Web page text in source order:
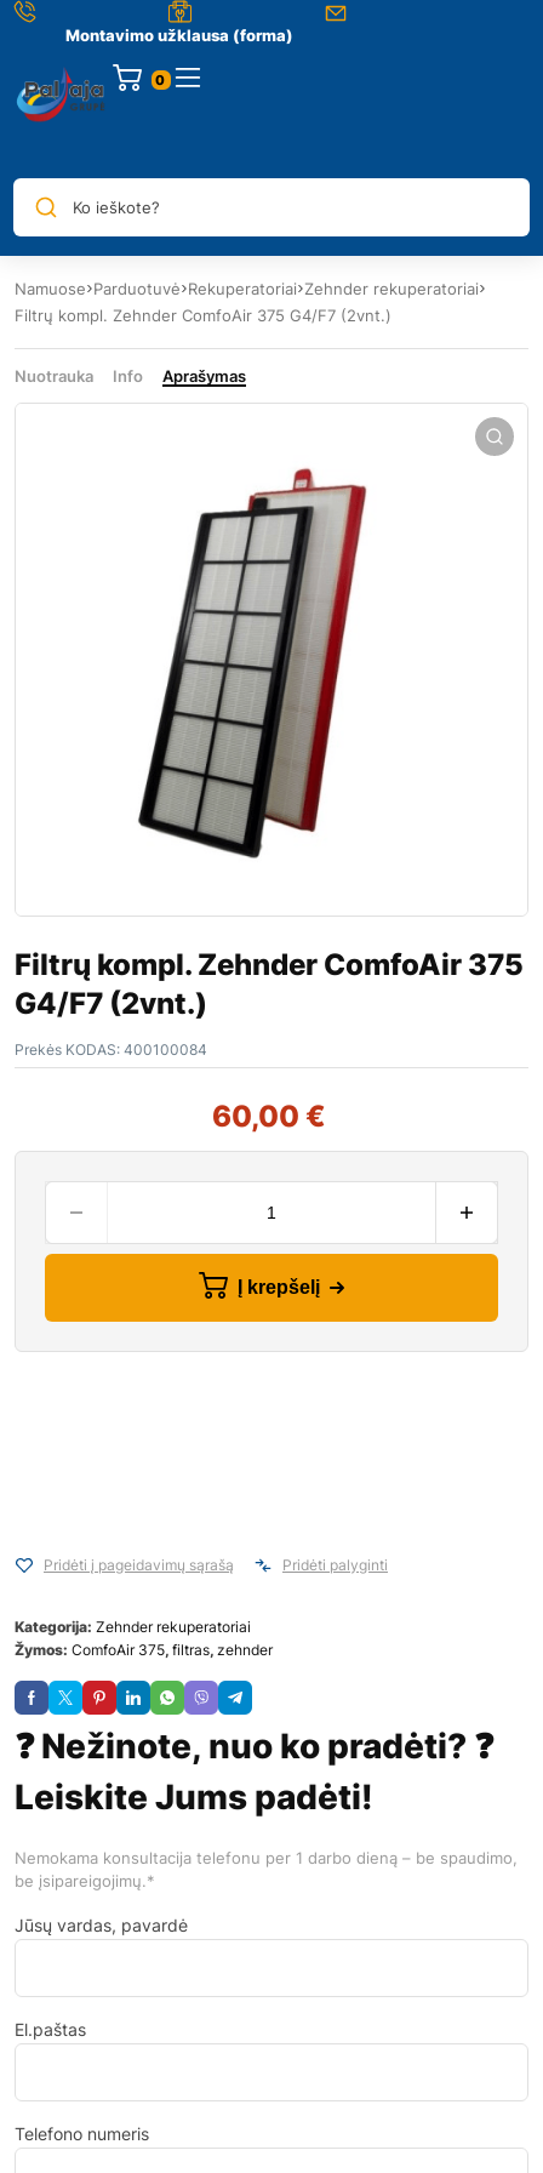
Montavimo užklausa (forma)
0
Ko ieškote?
Namuose Parduotuvė Rekuperatoriai Zehnder rekuperatoriai
Filtrų kompl. Zehnder ComfoAir 375 G4/F7 (2vnt.)
Nuotrauka Info Aprašymas
Filtrų kompl. Zehnder ComfoAir 375
G4/F7 (2vnt.)
Prekės KODAS: 400100084
60,00 €
Į krepšelį
Pridėti į pageidavimų sąrašą Pridėti palyginti
Kategorija: Zehnder rekuperatoriai
Žymos: ComfoAir 375, filtras, zehnder
❓ Nežinote, nuo ko pradėti? ❓
Leiskite Jums padėti!
Nemokama konsultacija telefonu per 1 darbo dieną – be spaudimo,
be įsipareigojimų.*
Jūsų vardas, pavardė
El.paštas
Telefono numeris